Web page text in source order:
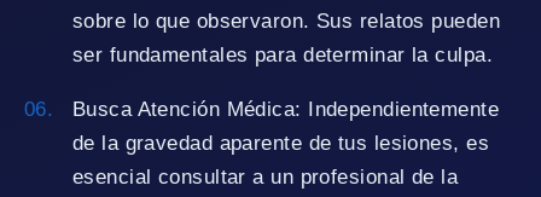
sobre lo que observaron. Sus relatos pueden
ser fundamentales para determinar la culpa.
Busca Atención Médica: Independientemente
de la gravedad aparente de tus lesiones, es
esencial consultar a un profesional de la